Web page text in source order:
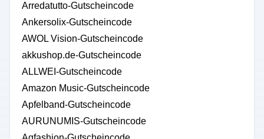
Arredatutto-Gutscheincode
Ankersolix-Gutscheincode
AWOL Vision-Gutscheincode
akkushop.de-Gutscheincode
ALLWEI-Gutscheincode
Amazon Music-Gutscheincode
Apfelband-Gutscheincode
AURUNUMIS-Gutscheincode